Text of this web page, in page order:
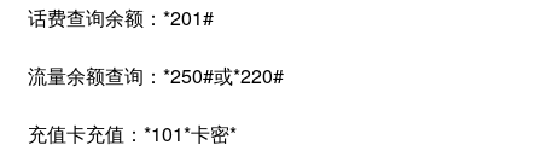
话费查询余额：*201#
流量余额查询：*250#或*220#
充值卡充值：*101*卡密*